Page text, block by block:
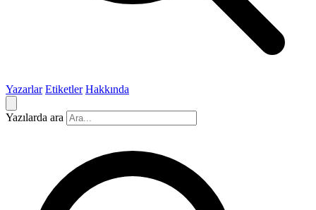
Yazarlar Etiketler Hakkında
Yazılarda ara